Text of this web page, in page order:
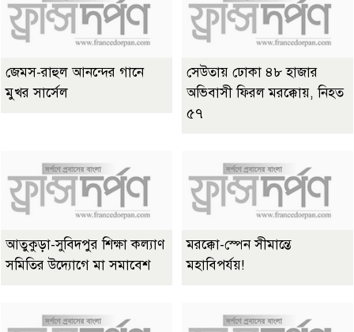
জেমস-রাহুল আনন্দের গানে
মুখর সার্সেল
সেউতায় ঢোকা ৪৮ হাজার
অভিবাসী ফিরল মরক্কোয়, নিহত
৫৭
আতুকুড়া-সুবিদপুর শিক্ষা কল্যাণ
সমিতির উদ্যোগে মা সমাবেশ
মরক্কো-স্পেন সীমান্তে
মহাবিপর্যয়!